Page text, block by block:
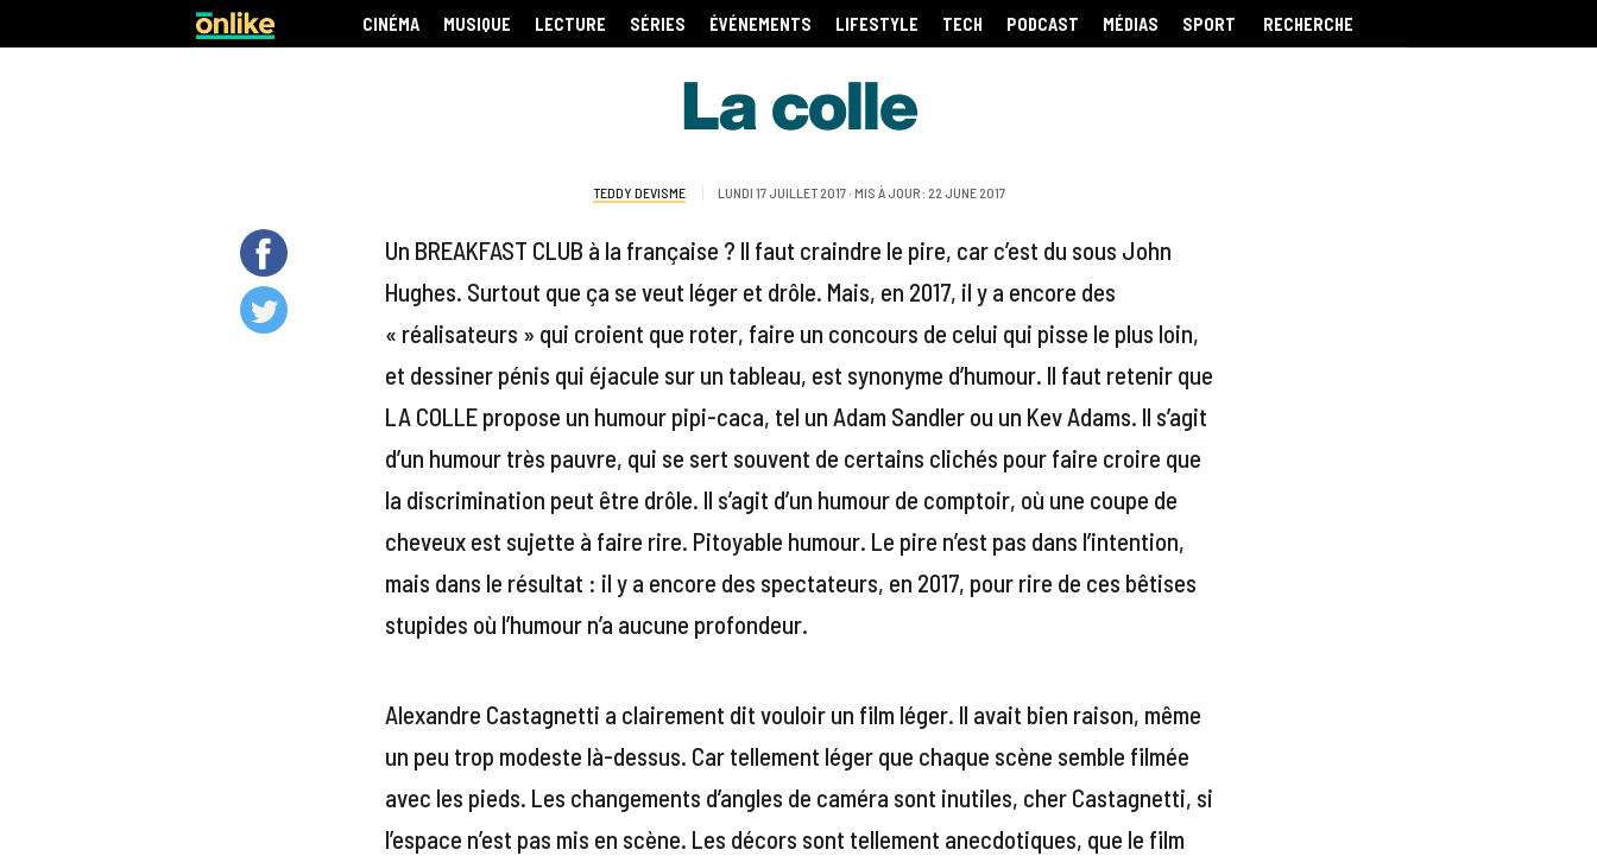
CINÉMA MUSIQUE LECTURE SÉRIES ÉVÉNEMENTS LIFESTYLE TECH PODCAST MÉDIAS SPORT RECHERCHE
La colle
TEDDY DEVISME LUNDI 17 JUILLET 2017 · MIS À JOUR : 22 JUNE 2017
Un BREAKFAST CLUB à la française ? Il faut craindre le pire, car c’est du sous John
Hughes. Surtout que ça se veut léger et drôle. Mais, en 2017, il y a encore des
« réalisateurs » qui croient que roter, faire un concours de celui qui pisse le plus loin,
et dessiner pénis qui éjacule sur un tableau, est synonyme d’humour. Il faut retenir que
LA COLLE propose un humour pipi-caca, tel un Adam Sandler ou un Kev Adams. Il s’agit
d’un humour très pauvre, qui se sert souvent de certains clichés pour faire croire que
la discrimination peut être drôle. Il s’agit d’un humour de comptoir, où une coupe de
cheveux est sujette à faire rire. Pitoyable humour. Le pire n’est pas dans l’intention,
mais dans le résultat : il y a encore des spectateurs, en 2017, pour rire de ces bêtises
stupides où l’humour n’a aucune profondeur.
Alexandre Castagnetti a clairement dit vouloir un film léger. Il avait bien raison, même
un peu trop modeste là-dessus. Car tellement léger que chaque scène semble filmée
avec les pieds. Les changements d’angles de caméra sont inutiles, cher Castagnetti, si
l’espace n’est pas mis en scène. Les décors sont tellement anecdotiques, que le film